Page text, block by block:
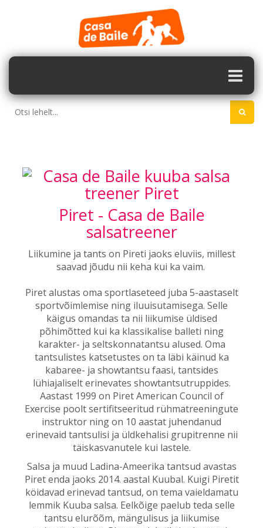
Piret - Casa de Baile
salsatreener
Liikumine ja tants on Pireti jaoks eluviis, millest
saavad jõudu nii keha kui ka vaim.
Piret alustas oma sportlaseteed juba 5-aastaselt
sportvõimlemise ning iluuisutamisega. Selle
käigus omandas ta nii liikumise üldised
põhimõtted kui ka klassikalise balleti ning
karakter- ja seltskonnatantsu alused. Oma
tantsulistes katsetustes on ta läbi käinud ka
kabaree- ja showtantsu faasi, tantsides
lühiajaliselt erinevates showtantsutruppides.
Aastast 1999 on Piret American Council of
Exercise poolt sertifitseeritud rühmatreeningute
instruktor ning on 10 aastat juhendanud
erinevaid tantsulisi ja üldkehalisi grupitrenne nii
täiskasvanutele kui lastele.
Salsa ja muud Ladina-Ameerika tantsud avastas
Piret enda jaoks 2014. aastal Kuubal. Kuigi Piretit
köidavad erinevad tantsud, on tema vaieldamatu
lemmik Kuuba salsa. Eelkõige paelub teda selle
tantsu elurõõm, mängulisus ja liikumise